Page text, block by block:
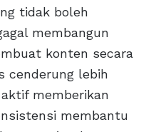
tidak boleh
membangun
konten secara
cenderung lebih
memberikan
membantu